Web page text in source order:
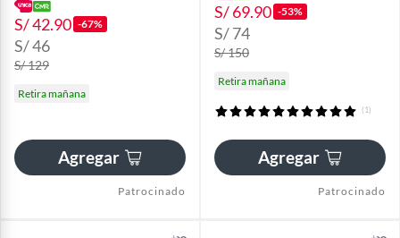
S/ 42.90 -67%
S/ 46
S/ 129
Retira mañana
Agregar
Patrocinado
S/ 69.90 -53%
S/ 74
S/ 150
Retira mañana
(1)
Agregar
Patrocinado